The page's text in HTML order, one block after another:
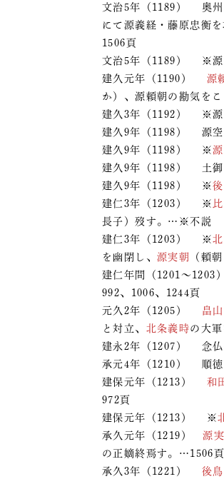
文治5年（1189） 奥州
にて源義経・藤原忠衡
1506頁
文治5年（1189） ※源
建久元年（1190） 源
か）、源頼朝の勘気を
建久3年（1192） ※源
建久9年（1198） 源空
建久9年（1198） ※
建久9年（1198） 土御
建久9年（1198） ※
建仁3年（1203） ※
長子）歿す。…※不説
建仁3年（1203） ※
を幽閉し、 源実朝 （頼
建仁年間（1201～1203
992、1006、1244頁
元久2年（1205） 畠
と対立、 北条義時の大
建永2年（1207） 念仏
承元4年（1210） 順徳
建保元年（1213） 和
972頁
建保元年（1213） ※
承久元年（1219）源
の正嫡終焉す。…1506頁
承久3年（1221）
後